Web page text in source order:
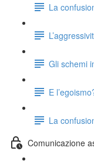
La
Gli schemi
E
La
Comunicazione